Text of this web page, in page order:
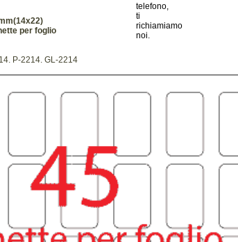
per foglio
P-2214. GL-2214